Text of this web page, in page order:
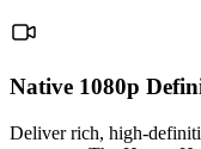
Native 1080p
Deliver rich, high-